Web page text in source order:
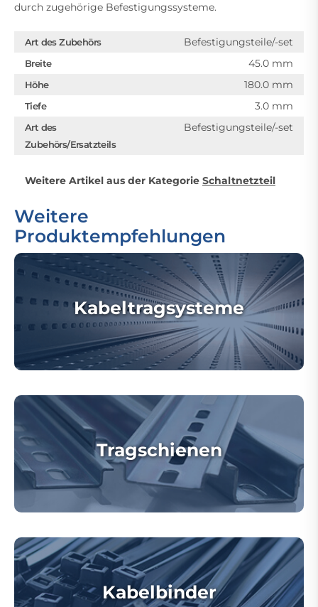
durch zugehörige Befestigungssysteme.
Art des Zubehörs Befestigungsteile/-set
Breite 45.0 mm
Höhe 180.0 mm
Tiefe 3.0 mm
Art des
Zubehörs/Ersatzteils
Befestigungsteile/-set
Weitere Artikel aus der Kategorie Schaltnetzteil
Weitere
Produktempfehlungen
Kabeltragsysteme
Tragschienen
Kabelbinder